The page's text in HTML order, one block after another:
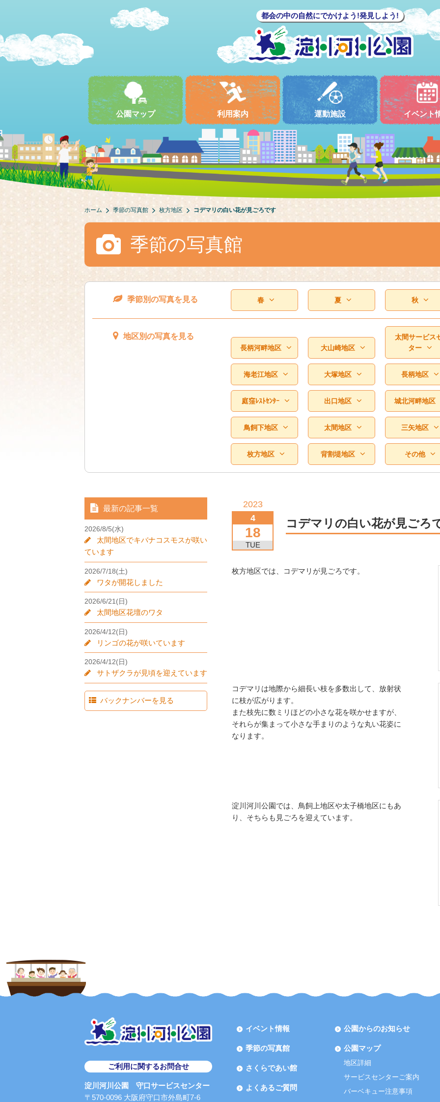
都会の中の自然にでかけよう!発見しよう!
公園マップ 利用案内 運動施設 イベント
ホーム 季節の写真館 枚方地区 コデマリの白い花が見ごろです
季節の写真館
季節別の写真を見る 春 夏 秋
地区別の写真を見る
長柄河畔地区 大山崎地区
太間サービス
ター
海老江地区 大塚地区 長柄地区
庭窪ﾚｽﾄｾﾝﾀｰ 出口地区 城北河畔地区
鳥飼下地区 太間地区 三矢地区
枚方地区 背割堤地区 その他
最新の記事一覧
2026/8/5(水)
太間地区でキバナコスモスが咲い
ています
2026/7/18(土)
ワタが開花しました
2026/6/21(日)
太間地区花壇のワタ
2026/4/12(日)
リンゴの花が咲いています
2026/4/12(日)
サトザクラが見頃を迎えています
バックナンバーを見る
2023
4
18
TUE
コデマリの白い花が見ごろ
枚方地区では、コデマリが見ごろです。
コデマリは地際から細長い枝を多数出して、放射状
に枝が広がります。
また枝先に数ミリほどの小さな花を咲かせますが、
それらが集まって小さな手まりのような丸い花姿に
なります。
淀川河川公園では、鳥飼上地区や太子橋地区にもあ
り、そちらも見ごろを迎えています。
ご利用に関するお問合せ
淀川河川公園 守口サービスセンター
〒570-0096 大阪府守口市外島町7-6
イベント情報
季節の写真館
さくらであい館
よくあるご質問
公園からのお知らせ
公園マップ
地区詳細
サービスセンターご案内
バーベキュー注意事項